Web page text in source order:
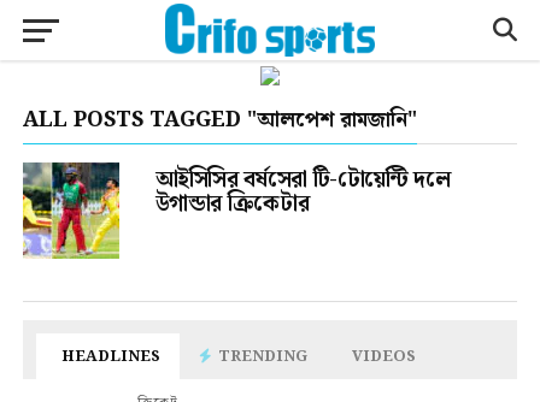
ALL POSTS TAGGED "আলপেশ রামজানি"
আইসিসির বর্ষসেরা টি-টোয়েন্টি দলে
উগান্ডার ক্রিকেটার
HEADLINES TRENDING VIDEOS